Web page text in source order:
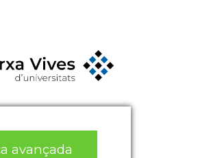
avançada